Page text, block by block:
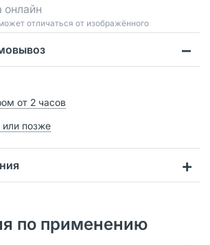
онлайн
отличаться от изображённого
от 2 часов
или позже
по применению